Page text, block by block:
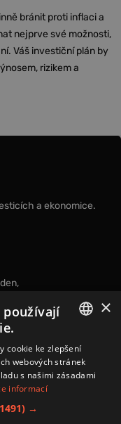
bránit proti inflaci a
nejprve své možnosti,
Váš investiční plán by
rizikem a
a ekonomice.
spodmínkami
CZECH
×
používají
cookie ke zlepšení
webových stránek
s našimi zásadami
informací
→